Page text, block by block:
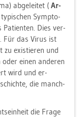
ab­ge­lei­tet ( Ar­
ty­pi­schen Sym­pto­
Pa­ti­en­ten. Dies ver­
Für das Virus ist
zu exis­tie­ren und
einen an­de­ren
wird und er­
die manch­
die Frage